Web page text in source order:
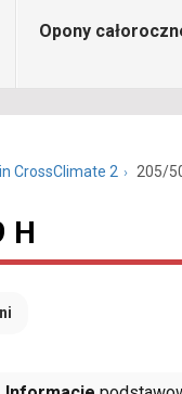
Opony
CrossClimate 2 205/
H